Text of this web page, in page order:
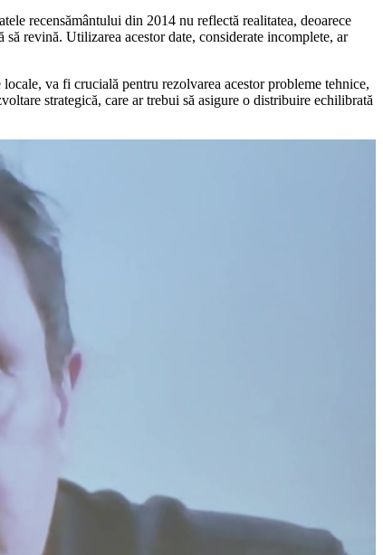
recensământului din 2014 nu reflectă realitatea, deoarece
revină. Utilizarea acestor date, considerate incomplete, ar
va fi crucială pentru rezolvarea acestor probleme tehnice,
strategică, care ar trebui să asigure o distribuire echilibrată